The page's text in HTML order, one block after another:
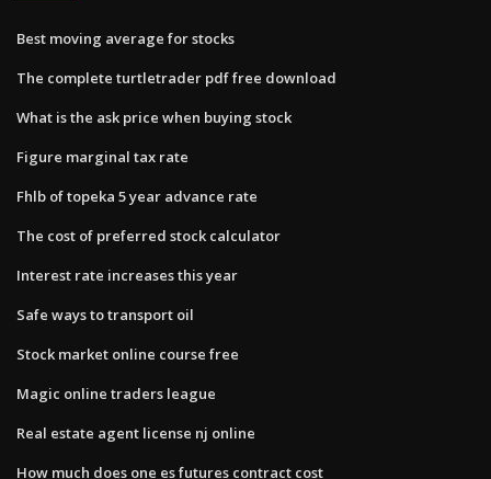
Best moving average for stocks
The complete turtletrader pdf free download
What is the ask price when buying stock
Figure marginal tax rate
Fhlb of topeka 5 year advance rate
The cost of preferred stock calculator
Interest rate increases this year
Safe ways to transport oil
Stock market online course free
Magic online traders league
Real estate agent license nj online
How much does one es futures contract cost